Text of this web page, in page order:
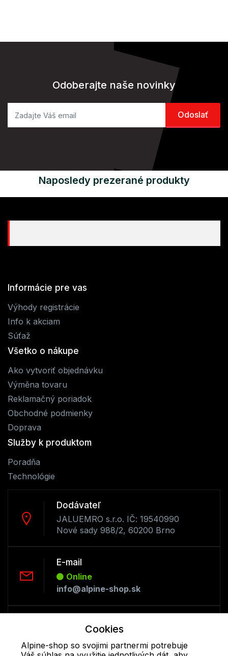
Odoberajte naše novinky
Naposledy prezerané produkty
Informácie pre vas
Výhody registrácie
Info k akciam
Súťaž
Všetko o nákupe
Ako vytvoriť objednávku
Výměna tovaru
Reklamačný poriadok
Obchodné podmienky
Doprava
Služby k produktom
Poradňa
Technológie
Dodávateľ
JALUEMRO s.r.o. IČ: 19540990
Nové sady 988/2, 60200 Brno
E-mail
Online
info@alpine-shop.sk
Offline
+421 277 270 053
Cookies
Alpine-shop so svojimi partnermi potrebuje